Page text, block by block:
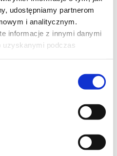
udostępniamy partnerom
i analitycznym.
informacje z innymi danymi
uzyskanymi podczas